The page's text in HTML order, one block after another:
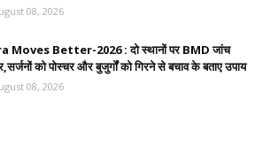
08, 2026
Moves Better-2026 : दो स्थानों पर BMD जांच
को पोस्चर और बुजुर्गों को गिरने से बचाव के बताए उपाय
08, 2026